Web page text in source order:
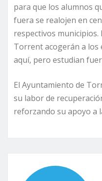
para que los alumnos
fuera se realojen en
respectivos
Torrent acogerán a los
aquí, pero estudian
El Ayuntamiento de
su labor de
reforzando su apoyo a